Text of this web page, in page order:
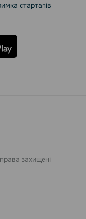
стартапів
захищені